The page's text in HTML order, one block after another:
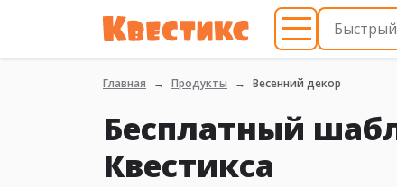
Главная Продукты Весенний декор
Бесплатный
Квестикса